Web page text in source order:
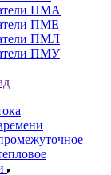
ПМА
ПМЕ
ПМЛ
ПМУ